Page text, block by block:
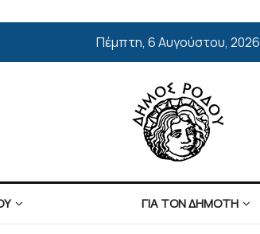
Πέμπτη, 6 Αυγούστου, 2026
ΓΙΑ ΤΟΝ ΔΗΜΟΤΗ